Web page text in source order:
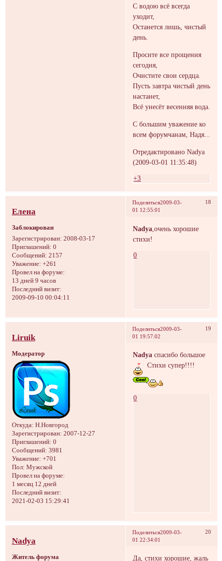
С водою всё всегда
уходит,
Останется лишь, чистый
день.
Просите все прощения
сегодня,
Очистите свои сердца.
Пусть завтра чистый день
настанет,
Всё унесёт весенняя вода.
С большим уважение ко
всем форумчанам, Надя...
Отредактировано Nadya
(2009-03-01 11:35:48)
+3
Поделиться 18
2009-03-
01 12:55:01
Елена
Заблокирован
Зарегистрирован: 2008-03-17
Приглашений: 0
Сообщений: 2157
Уважение: +261
Провел на форуме:
13 дней 9 часов
Последний визит:
2009-09-10 00:04:11
Nadya ,очень хорошие
стихи!
0
Поделиться 19
2009-03-
01 19:57:02
Liruik
Модератор
Откуда: Н.Новгород
Зарегистрирован: 2007-12-27
Приглашений: 0
Сообщений: 3981
Уважение: +701
Пол: Мужской
Провел на форуме:
1 месяц 12 дней
Последний визит:
2021-02-03 15:29:41
Nadya спасибо большое
Стихи супер!!!!
0
Поделиться 20
2009-03-
01 22:34:01
Nadya
Житель форума Да, стихи хорошие, жаль